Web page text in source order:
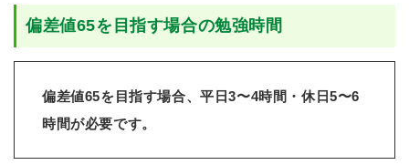
偏差値65を目指す場合の勉強時間
偏差値65を目指す場合、平日3〜4時間・休日5〜6
時間が必要です。